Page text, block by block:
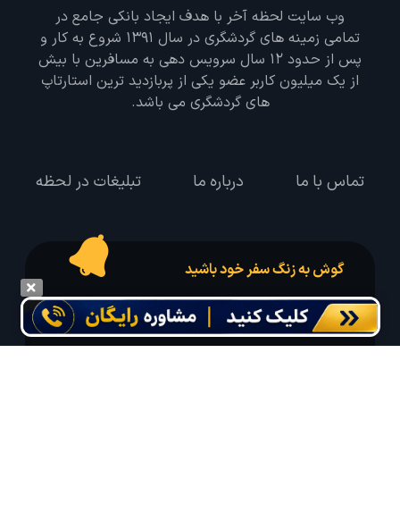
وب سایت لحظه آخر با هدف ایجاد بانکی جامع در
تمامی زمینه های گردشگری در سال 1391 شروع به کار و
پس از حدود 12 سال سرویس دهی به مسافرین با بیش
از یک میلیون کاربر عضو یکی از پربازدید ترین استارتاپ
های گردشگری می باشد.
تماس با ما درباره ما تبلیغات در لحظه
گوش به زنگ سفر خود باشید
درخواست سفر خود را در مدت زمان دلخواه ثبت و پیامک بهترین آفر مربوط به تور
درخواستی خود را دریافت نمایید